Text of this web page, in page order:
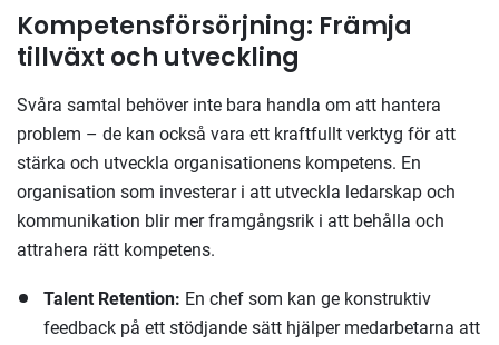
Kompetensförsörjning: Främja
tillväxt och utveckling
Svåra samtal behöver inte bara handla om att hantera
problem – de kan också vara ett kraftfullt verktyg för att
stärka och utveckla organisationens kompetens. En
organisation som investerar i att utveckla ledarskap och
kommunikation blir mer framgångsrik i att behålla och
attrahera rätt kompetens.
Talent Retention: En chef som kan ge konstruktiv
feedback på ett stödjande sätt hjälper medarbetarna att